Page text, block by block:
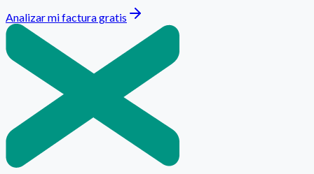
Analizar mi factura gratis